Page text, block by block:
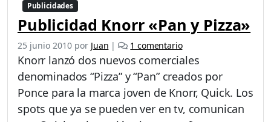
Publicidades
Publicidad Knorr «Pan y Pizza»
25 junio 2010 por Juan | 1 comentarioe
n
u
b
l
Knorr lanzó dos nuevos comerciales
denominados “Pizza” y “Pan” creados por
Ponce para la marca joven de Knorr, Quick. Los
spots que ya se pueden ver en tv, comunican